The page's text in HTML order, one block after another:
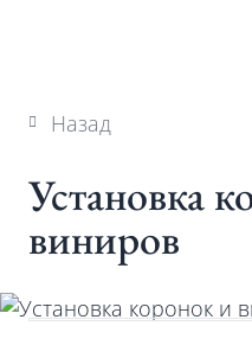
Назад
Установка
виниров